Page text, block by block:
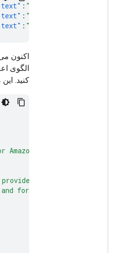
: "You are..."
: "You are..."
: "You are..."
الگوی
کنید.
<PRODUCT> and <CATEGORY>
for a better mobile search